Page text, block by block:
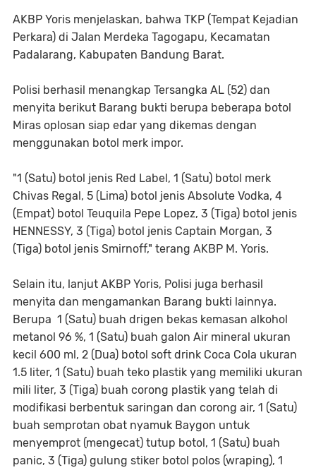
AKBP Yoris menjelaskan, bahwa TKP (Tempat Kejadian
Perkara) di Jalan Merdeka Tagogapu, Kecamatan
Padalarang, Kabupaten Bandung Barat.
Polisi berhasil menangkap Tersangka AL (52) dan
menyita berikut Barang bukti berupa beberapa botol
Miras oplosan siap edar yang dikemas dengan
menggunakan botol merk impor.
"1 (Satu) botol jenis Red Label, 1 (Satu) botol merk
Chivas Regal, 5 (Lima) botol jenis Absolute Vodka, 4
(Empat) botol Teuquila Pepe Lopez, 3 (Tiga) botol jenis
HENNESSY, 3 (Tiga) botol jenis Captain Morgan, 3
(Tiga) botol jenis Smirnoff," terang AKBP M. Yoris.
Selain itu, lanjut AKBP Yoris, Polisi juga berhasil
menyita dan mengamankan Barang bukti lainnya.
Berupa 1 (Satu) buah drigen bekas kemasan alkohol
metanol 96 %, 1 (Satu) buah galon Air mineral ukuran
kecil 600 ml, 2 (Dua) botol soft drink Coca Cola ukuran
1.5 liter, 1 (Satu) buah teko plastik yang memiliki ukuran
mili liter, 3 (Tiga) buah corong plastik yang telah di
modifikasi berbentuk saringan dan corong air, 1 (Satu)
buah semprotan obat nyamuk Baygon untuk
menyemprot (mengecat) tutup botol, 1 (Satu) buah
panic, 3 (Tiga) gulung stiker botol polos (wraping), 1